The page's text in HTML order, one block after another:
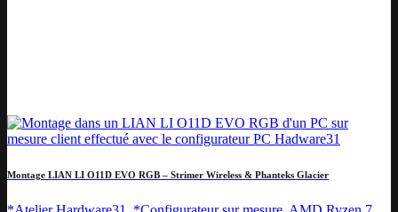
Montage LIAN LI O11D EVO RGB – Strimer Wireless & Phanteks Glacier